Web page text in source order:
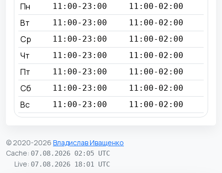
Пн
11:00-23:00 11:00-02:00
Вт 11:00-23:00 11:00-02:00
Ср 11:00-23:00 11:00-02:00
Чт 11:00-23:00 11:00-02:00
Пт 11:00-23:00 11:00-02:00
Сб 11:00-23:00 11:00-02:00
Вс 11:00-23:00 11:00-02:00
© 2020-2026 Владислав Иващенко
Cache: 07.08.2026 02:05 UTC
Live: 07.08.2026 18:01 UTC